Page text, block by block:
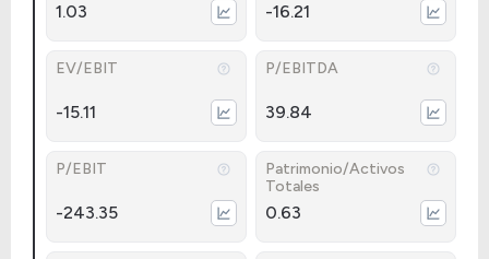
1.03 -16.21
EV/EBIT
-15.11
P/EBITDA
39.84
P/EBIT
-243.35
Patrimonio/Activos
Totales
0.63